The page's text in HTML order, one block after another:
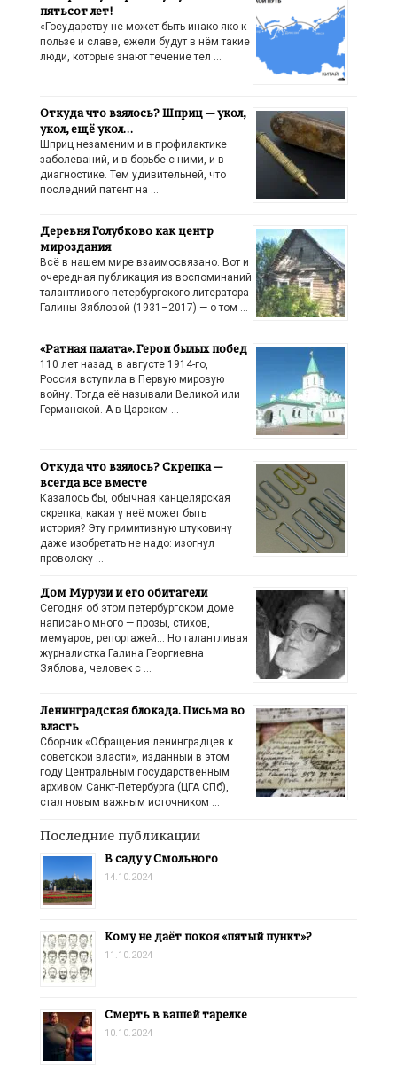
пятьсот лет!
«Государству не может быть инако яко к
пользе и славе, ежели будут в нём такие
люди, которые знают течение тел …
Откуда что взялось? Шприц — укол,
укол, ещё укол…
Шприц незаменим и в профилактике
заболеваний, и в борьбе с ними, и в
диагностике. Тем удивительней, что
последний патент на …
Деревня Голубково как центр
мироздания
Всё в нашем мире взаимосвязано. Вот и
очередная публикация из воспоминаний
талантливого петербургского литератора
Галины Зябловой (1931–2017) — о том …
«Ратная палата». Герои былых побед
110 лет назад, в августе 1914-го,
Россия вступила в Первую мировую
войну. Тогда её называли Великой или
Германской. А в Царском …
Откуда что взялось? Скрепка —
всегда все вместе
Казалось бы, обычная канцелярская
скрепка, какая у неё может быть
история? Эту примитивную штуковину
даже изобретать не надо: изогнул
проволоку …
Дом Мурузи и его обитатели
Сегодня об этом петербургском доме
написано много — прозы, стихов,
мемуаров, репортажей… Но талантливая
журналистка Галина Георгиевна
Зяблова, человек с …
Ленинградская блокада. Письма во
власть
Сборник «Обращения ленинградцев к
советской власти», изданный в этом
году Центральным государственным
архивом Санкт-Петербурга (ЦГА СПб),
стал новым важным источником …
Последние публикации
В саду у Смольного
14.10.2024
Кому не даёт покоя «пятый пункт»?
11.10.2024
Смерть в вашей тарелке
10.10.2024